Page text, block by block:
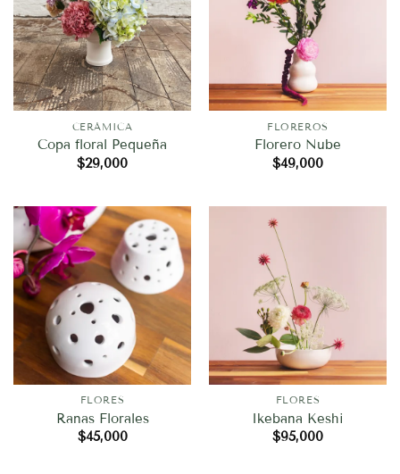
CERÁMICA
Copa floral Pequeña
$29,000
FLOREROS
Florero Nube
$49,000
FLORES
Ranas Florales
$45,000
FLORES
Ikebana Keshi
$95,000